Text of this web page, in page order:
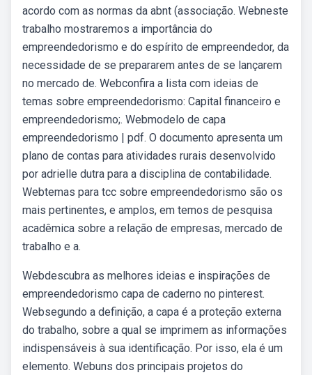
acordo com as normas da abnt (associação. Webneste
trabalho mostraremos a importância do
empreendedorismo e do espírito de empreendedor, da
necessidade de se prepararem antes de se lançarem
no mercado de. Webconfira a lista com ideias de
temas sobre empreendedorismo: Capital financeiro e
empreendedorismo;. Webmodelo de capa
empreendedorismo | pdf. O documento apresenta um
plano de contas para atividades rurais desenvolvido
por adrielle dutra para a disciplina de contabilidade.
Webtemas para tcc sobre empreendedorismo são os
mais pertinentes, e amplos, em temos de pesquisa
acadêmica sobre a relação de empresas, mercado de
trabalho e a.
Webdescubra as melhores ideias e inspirações de
empreendedorismo capa de caderno no pinterest.
Websegundo a definição, a capa é a proteção externa
do trabalho, sobre a qual se imprimem as informações
indispensáveis à sua identificação. Por isso, ela é um
elemento. Webuns dos principais projetos do